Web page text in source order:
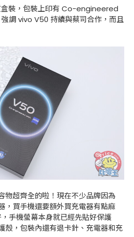
裝，包裝上印有 Co-engineered
調 vivo V50 持續與蔡司合作，而且
物超齊全的啦！現在不少品牌因為
，買手機還要額外買充電器有點麻
手機螢幕本身就已經先貼好保護
殼，包裝內還有退卡針、充電器和充